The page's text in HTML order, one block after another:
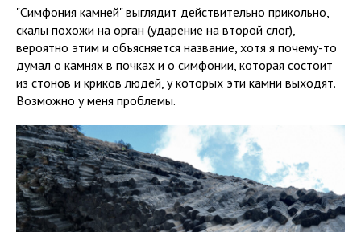
"Симфония камней" выглядит действительно прикольно,
скалы похожи на орган (ударение на второй слог),
вероятно этим и объясняется название, хотя я почему-то
думал о камнях в почках и о симфонии, которая состоит
из стонов и криков людей, у которых эти камни выходят.
Возможно у меня проблемы.